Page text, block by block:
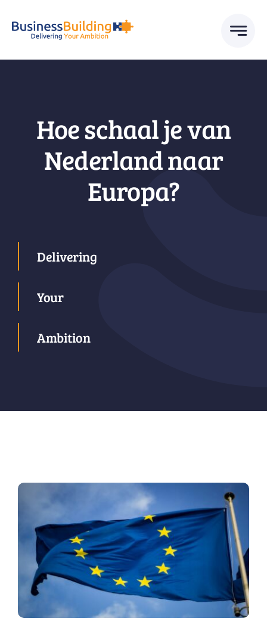
Hoe schaal je van
Nederland naar
Europa?
Delivering
Your
Ambition